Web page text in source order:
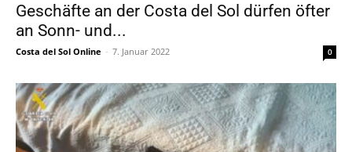
Geschäfte an der Costa del Sol dürfen öfter
an Sonn- und...
Costa del Sol Online - 7. Januar 2022 0